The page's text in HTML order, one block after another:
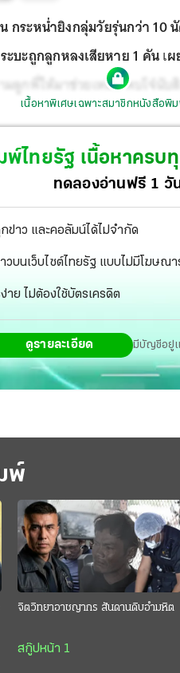
กระหน่ำยิงกลุ่มวัยรุ่นกว่า 10
บะถูกลูกหลงเสียหาย 1 คันเผ
ามลูกพี่ให้มาช่วยเหลือ พบโจ๋นั
ตุมอบตัว ตำรวจคุมตัวไปทำแผ
เนื้อหาพิเศษเฉพาะสมาชิกหนังสือพิ
พ์ไทยรัฐ เนื้อหาครบ
ทดลองอ่านฟรี 1 วั
ข่าว และคอลัมน์ได้ไม่จำกัด
วบนเว็บไซต์ไทยรัฐ แบบไม่มีโฆษณ
าย ไม่ต้องใช้บัตรเครดิต
ดูรายละเอียด มีบัญชีอยู่
พ์
จิตวิทยาอาชญากร สันดานดิบอำมหิต
สกู๊ปหน้า 1